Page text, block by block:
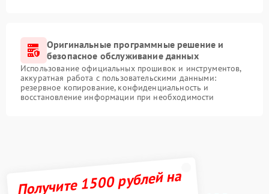
Оригинальные программные решение и
безопасное обслуживание данных
Использование официальных прошивок и инструментов,
аккуратная работа с пользовательскими данными:
резервное копирование, конфиденциальность и
восстановление информации при необходимости
Получите 1500 рублей на